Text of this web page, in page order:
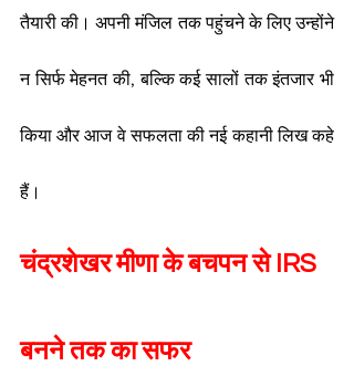
तैयारी की। अपनी मंजिल तक पहुंचने के लिए उन्होंने
न सिर्फ मेहनत की, बल्कि कई सालों तक इंतजार भी
किया और आज वे सफलता की नई कहानी लिख कहे
हैं।
चंद्रशेखर मीणा के बचपन से IRS
बनने तक का सफर